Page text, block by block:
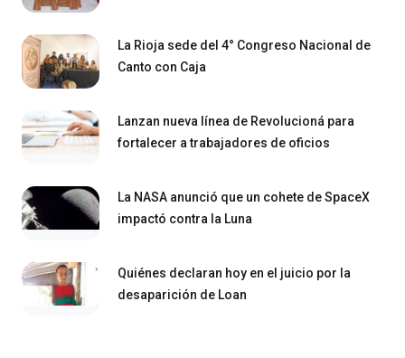
La Rioja sede del 4° Congreso Nacional de
Canto con Caja
Lanzan nueva línea de Revolucioná para
fortalecer a trabajadores de oficios
La NASA anunció que un cohete de SpaceX
impactó contra la Luna
Quiénes declaran hoy en el juicio por la
desaparición de Loan